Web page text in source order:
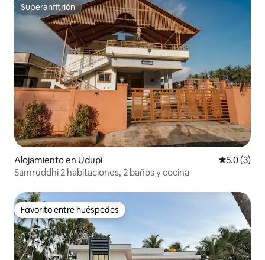
Superanfitrión
Superanfitrión
Alojamiento en Udupi
5.0 (3)
Samruddhi 2 habitaciones, 2 baños y cocina
Favorito entre huéspedes
Favorito entre huéspedes